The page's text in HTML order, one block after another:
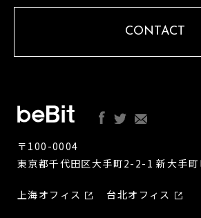
CONTACT
〒100-0004
東京都千代田区大手町2-2-1 新大手
上海オフィス 台北オフィス